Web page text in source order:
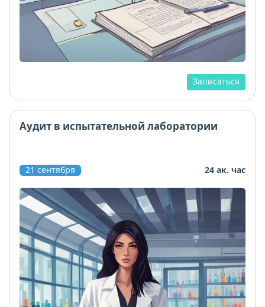
Записаться
Аудит в испытательной лаборатории
21 сентября 24 ак. час